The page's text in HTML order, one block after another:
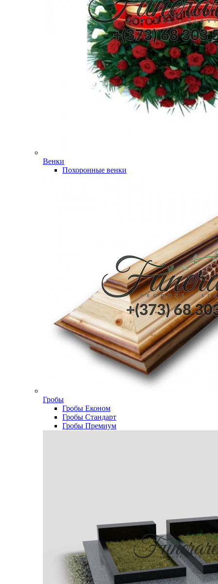
Венки
Похоронные венки
Гробы
Гробы Економ
Гробы Стандарт
Гробы Премиум